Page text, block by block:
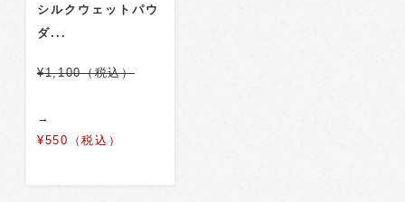
シルクウェットパウ
ダ...
¥1,100（税込）
→
¥550（税込）